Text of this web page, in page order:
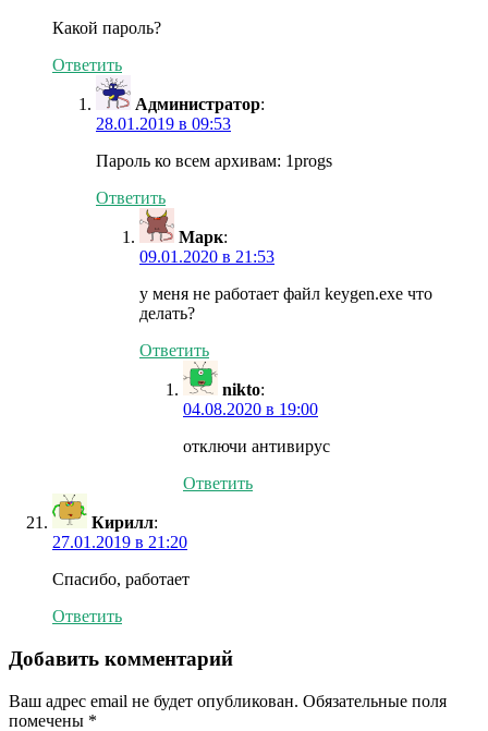
Какой пароль?
Ответить
Администратор:
28.01.2019 в 09:53
Пароль ко всем архивам: 1progs
Ответить
Марк:
09.01.2020 в 21:53
у меня не работает файл keygen.exe что
делать?
Ответить
nikto:
04.08.2020 в 19:00
отключи антивирус
Ответить
Кирилл:
27.01.2019 в 21:20
Спасибо, работает
Ответить
Добавить комментарий
Ваш адрес email не будет опубликован. Обязательные поля
помечены *